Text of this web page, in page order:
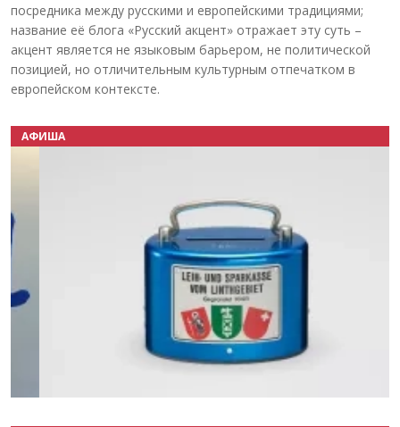
посредника между русскими и европейскими традициями;
название её блога «Русский акцент» отражает эту суть –
акцент является не языковым барьером, не политической
позицией, но отличительным культурным отпечатком в
европейском контексте.
АФИША